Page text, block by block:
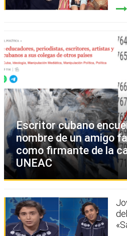
Escritor cubano
nombre de un amigo
como firmante de la
UNEAC